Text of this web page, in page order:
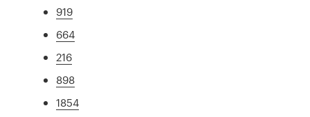
919
664
216
898
1854